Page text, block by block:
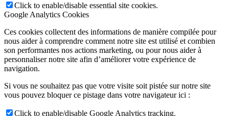
Click to enable/disable essential site cookies.
Google Analytics Cookies
Ces cookies collectent des informations de manière compilée pour
nous aider à comprendre comment notre site est utilisé et combien
son performantes nos actions marketing, ou pour nous aider à
personnaliser notre site afin d’améliorer votre expérience de
navigation.
Si vous ne souhaitez pas que votre visite soit pistée sur notre site
vous pouvez bloquer ce pistage dans votre navigateur ici :
Click to enable/disable Google Analytics tracking.